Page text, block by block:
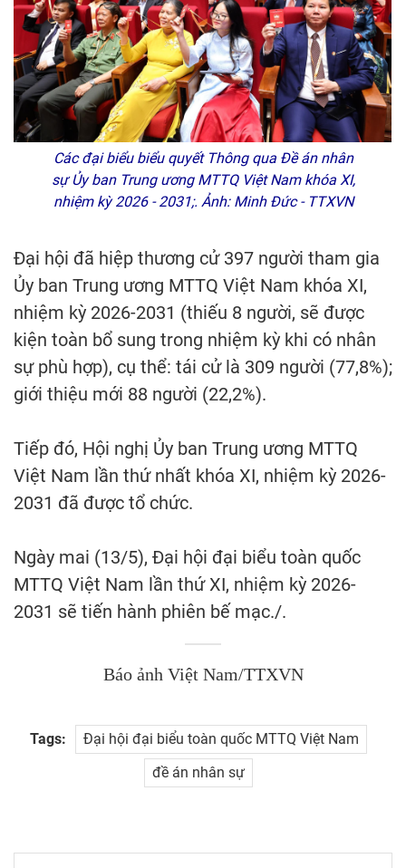
Các đại biểu biểu quyết Thông qua Đề án nhân
sự Ủy ban Trung ương MTTQ Việt Nam khóa XI,
nhiệm kỳ 2026 - 2031;. Ảnh: Minh Đức - TTXVN
Đại hội đã hiệp thương cử 397 người tham gia
Ủy ban Trung ương MTTQ Việt Nam khóa XI,
nhiệm kỳ 2026-2031 (thiếu 8 người, sẽ được
kiện toàn bổ sung trong nhiệm kỳ khi có nhân
sự phù hợp), cụ thể: tái cử là 309 người (77,8%);
giới thiệu mới 88 người (22,2%).
Tiếp đó, Hội nghị Ủy ban Trung ương MTTQ
Việt Nam lần thứ nhất khóa XI, nhiệm kỳ 2026-
2031 đã được tổ chức.
Ngày mai (13/5), Đại hội đại biểu toàn quốc
MTTQ Việt Nam lần thứ XI, nhiệm kỳ 2026-
2031 sẽ tiến hành phiên bế mạc./.
Báo ảnh Việt Nam/TTXVN
Tags:
Đại hội đại biểu toàn quốc MTTQ Việt Nam
đề án nhân sự